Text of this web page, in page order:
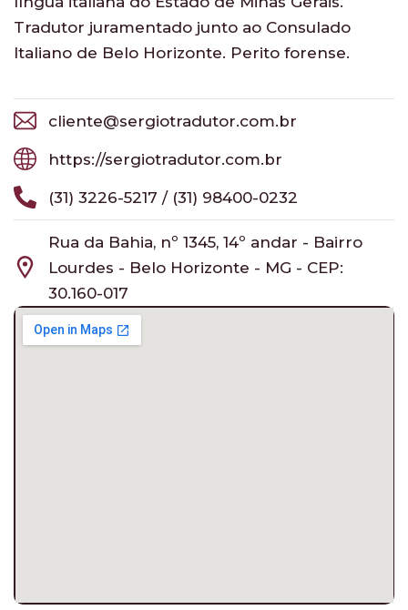
Tradutor juramentado junto ao Consulado
Italiano de Belo Horizonte. Perito forense.
cliente@sergiotradutor.com.br
https://sergiotradutor.com.br
(31) 3226-5217 / (31) 98400-0232
Rua da Bahia, nº 1345, 14º andar - Bairro
Lourdes - Belo Horizonte - MG - CEP:
30.160-017